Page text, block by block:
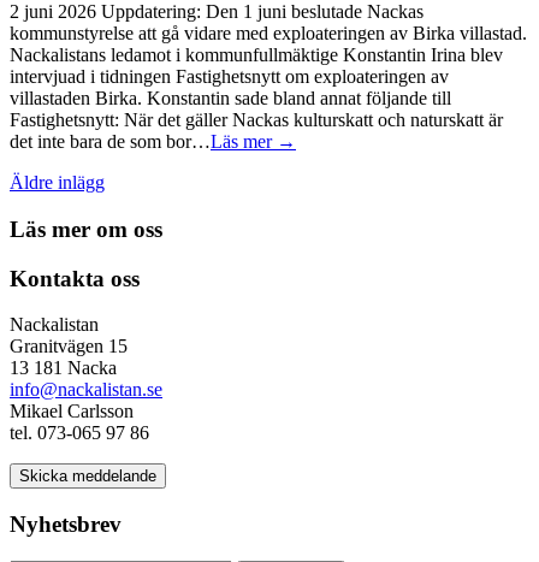
2 juni 2026 Uppdatering: Den 1 juni beslutade Nackas
kommunstyrelse att gå vidare med exploateringen av Birka villastad.
Nackalistans ledamot i kommunfullmäktige Konstantin Irina blev
intervjuad i tidningen Fastighetsnytt om exploateringen av
villastaden Birka. Konstantin sade bland annat följande till
Fastighetsnytt: När det gäller Nackas kulturskatt och naturskatt är
det inte bara de som bor…Läs mer →
Inläggsnavigering
Äldre inlägg
Läs mer om oss
Kontakta oss
Nackalistan
Granitvägen 15
13 181 Nacka
info@nackalistan.se
Mikael Carlsson
tel. 073-065 97 86
Skicka meddelande
Nyhetsbrev